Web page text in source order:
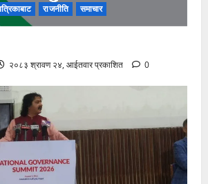
राजनीति समाचार
२०८३ श्रावण २४, आईतवार प्रकाशित 0